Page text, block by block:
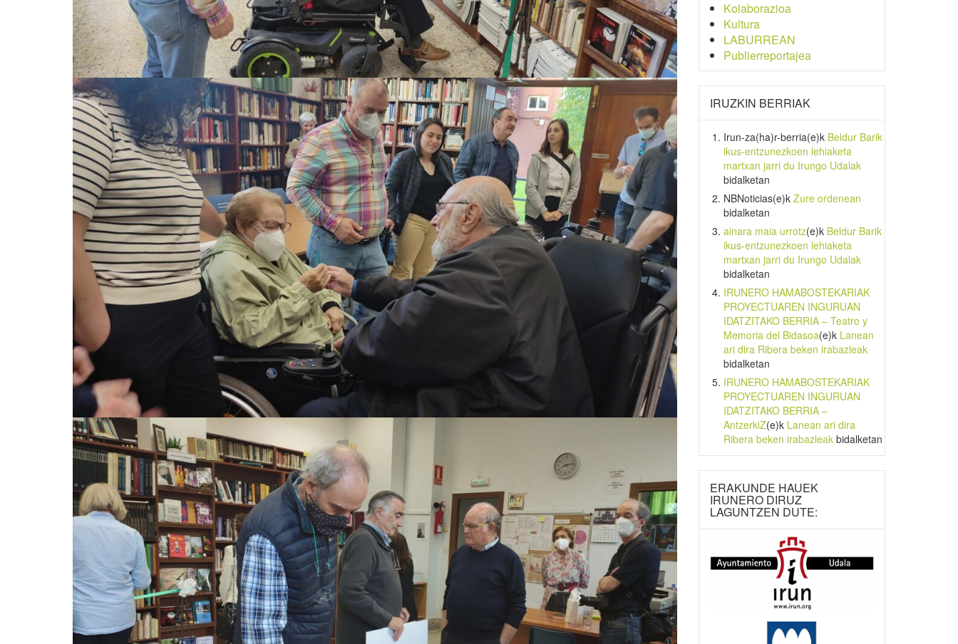
Kolaborazioa
Kultura
LABURREAN
Publierreportajea
IRUZKIN BERRIAK
Irun-za(ha)r-berria(e)k Beldur Barik
ikus-entzunezkoen lehiaketa
martxan jarri du Irungo Udalak
bidalketan
NBNoticias(e)k Zure ordenean
bidalketan
ainara maia urrotz(e)k Beldur Barik
ikus-entzunezkoen lehiaketa
martxan jarri du Irungo Udalak
bidalketan
IRUNERO HAMABOSTEKARIAK
PROYECTUAREN INGURUAN
IDATZITAKO BERRIA – Teatro y
Memoria del Bidasoa(e)k Lanean
ari dira Ribera beken irabazleak
bidalketan
IRUNERO HAMABOSTEKARIAK
PROYECTUAREN INGURUAN
IDATZITAKO BERRIA –
AntzerkiZ(e)k Lanean ari dira
Ribera beken irabazleakbidalketan
ERAKUNDE HAUEK
IRUNERO DIRUZ
LAGUNTZEN DUTE: